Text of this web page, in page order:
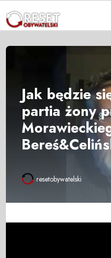
Jak będzie
partia żony
resetobywatelski